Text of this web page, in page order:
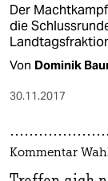
Der
die
Von Dominik
30.11.2017
Kommentar